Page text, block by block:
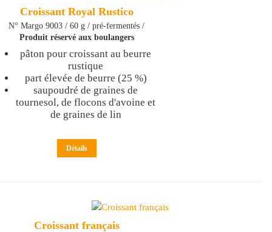
Croissant Royal Rustico
N° Margo 9003 / 60 g / pré-fermentés /
Produit réservé aux boulangers
pâton pour croissant au beurre
rustique
part élevée de beurre (25 %)
saupoudré de graines de
tournesol, de flocons d'avoine et
de graines de lin
Détails
Croissant français